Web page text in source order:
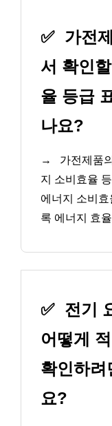
✅ 가전
서 확인
율 등급
나요?
→
가전제품
지 소비효율
에너지 소비
록 에너지 효
✅ 전기
어떻게
확인하려
요?